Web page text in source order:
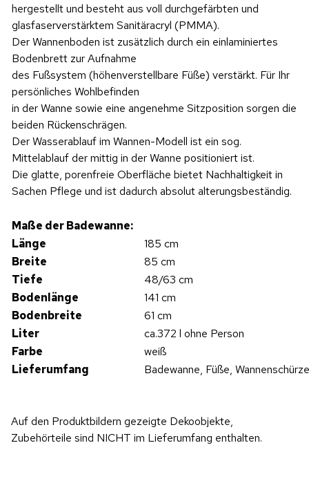
hergestellt und besteht aus voll durchgefärbten und
glasfaserverstärktem Sanitäracryl (PMMA).
Der Wannenboden ist zusätzlich durch ein einlaminiertes
Bodenbrett zur Aufnahme
des Fußsystem (höhenverstellbare Füße) verstärkt. Für Ihr
persönliches Wohlbefinden
in der Wanne sowie eine angenehme Sitzposition sorgen die
beiden Rückenschrägen.
Der Wasserablauf im Wannen-Modell ist ein sog.
Mittelablauf der mittig in der Wanne positioniert ist.
Die glatte, porenfreie Oberfläche bietet Nachhaltigkeit in
Sachen Pflege und ist dadurch absolut alterungsbeständig.
Maße der Badewanne:
Länge
185 cm
Breite
85 cm
Tiefe
48/63 cm
Bodenlänge
141 cm
Bodenbreite
61 cm
Liter
ca.372 l ohne Person
Farbe
weiß
Lieferumfang
Badewanne, Füße, Wannenschürze
Auf den Produktbildern gezeigte Dekoobjekte,
Zubehörteile sind NICHT im Lieferumfang enthalten.